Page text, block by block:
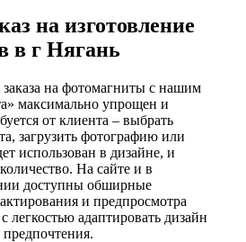
на изготовление
в г Нягань
на фотомагниты с нашим
максимально упрощен и
от клиента – выбрать
загрузить фотографию или
использован в дизайне, и
На сайте и в
доступны обширные
и предпросмотра
легкостью адаптировать дизайн